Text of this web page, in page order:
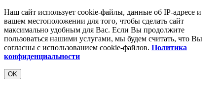
Наш сайт использует cookie-файлы, данные об IP-адресе и
вашем местоположении для того, чтобы сделать сайт
максимально удобным для Вас. Если Вы продолжите
пользоваться нашими услугами, мы будем считать, что Вы
согласны с использованием cookie-файлов. Политика
конфиденциальности
OK